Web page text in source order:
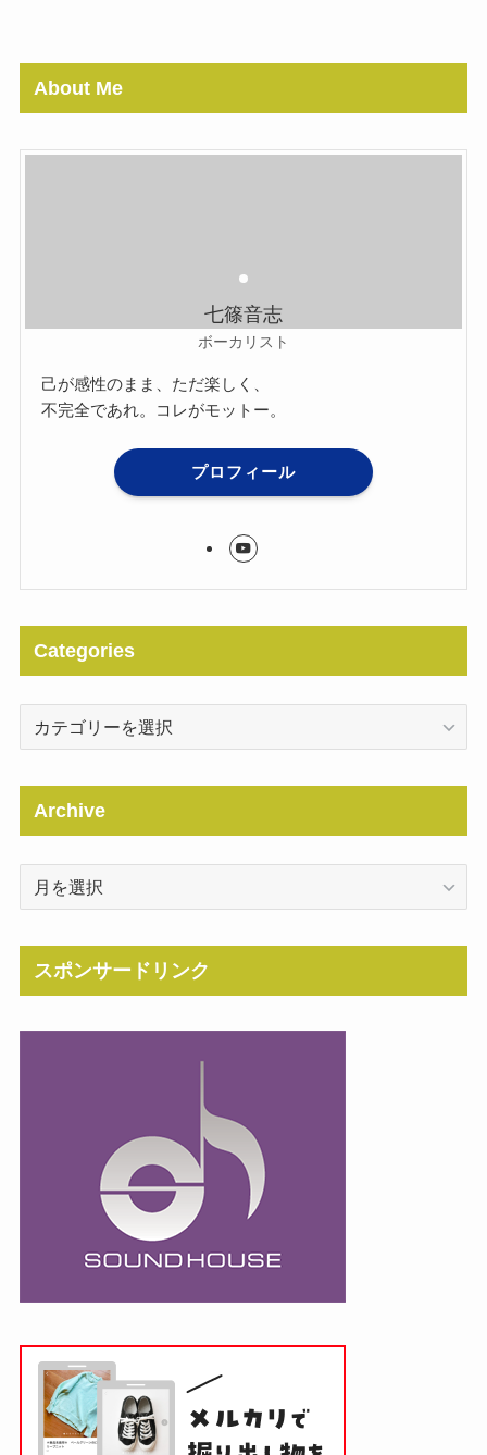
About Me
七篠音志
ボーカリスト
己が感性のまま、ただ楽しく、
不完全であれ。コレがモットー。
プロフィール
Categories
Categories
Archive
Archive
スポンサードリンク